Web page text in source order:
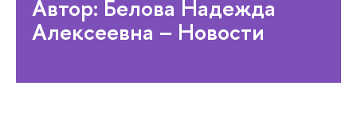
Автор: Белова Надежда
Алексеевна – Новости